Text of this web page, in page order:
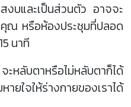
งบและเป็นส่วนตัว อาจจะ
ณ หรือห้องประชุมที่ปลอด
นาที
หลับตาหรือไม่หลับตาก็ได้
ายใจให้ร่างกายของเราได้